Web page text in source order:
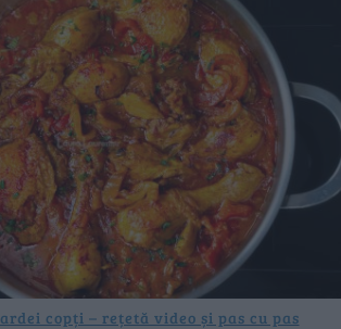
copți – rețetă video și pas cu pas